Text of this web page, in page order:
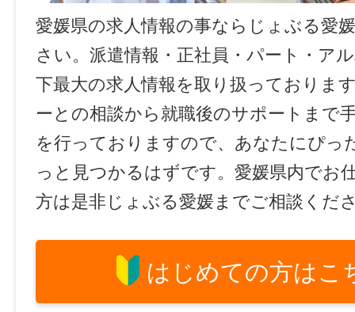
愛媛県の求人情報の事ならじょぶる愛
さい。派遣情報・正社員・パート・ア
下最大の求人情報を取り扱っておりま
ーとの相談から就職後のサポートまで
を行っておりますので、あなたにぴっ
っと見つかるはずです。愛媛県内でお
方は是非じょぶる愛媛までご相談くだ
はじめての方はこ